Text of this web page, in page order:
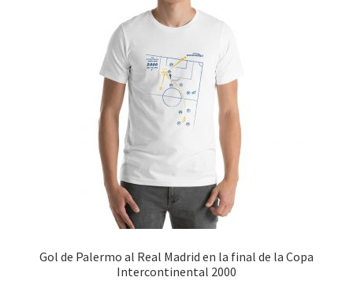
Gol de Palermo al Real Madrid en la final de la Copa
Intercontinental 2000